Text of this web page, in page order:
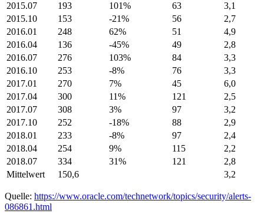
2015.07
193 101% 63
3,1
2015.10
153 -21% 56
2,7
2016.01
248 62% 51
4,9
2016.04
136 -45% 49
2,8
2016.07
276 103% 84
3,3
2016.10
253 -8% 76
3,3
2017.01
270 7% 45
6,0
2017.04
300 11% 121
2,5
2017.07
308 3% 97
3,2
2017.10
252 -18% 88
2,9
2018.01
233 -8% 97
2,4
2018.04
254 9% 115
2,2
2018.07
334 31% 121
2,8
Mittelwert
150,6 3,2
Quelle: https://www.oracle.com/technetwork/topics/security/alerts-
086861.html